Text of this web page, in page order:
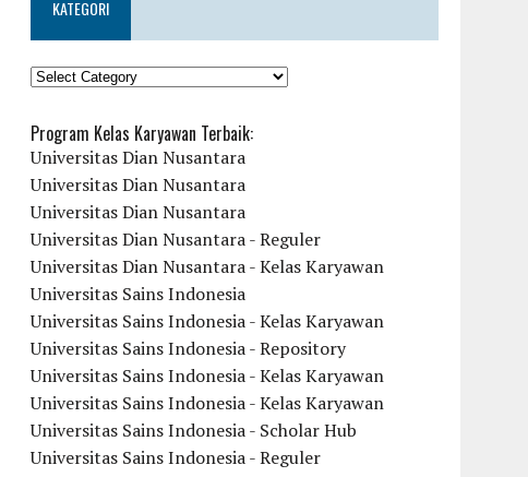
KATEGORI
KATEGORI
Program Kelas Karyawan Terbaik:
Universitas Dian Nusantara
Universitas Dian Nusantara
Universitas Dian Nusantara
Universitas Dian Nusantara - Reguler
Universitas Dian Nusantara - Kelas Karyawan
Universitas Sains Indonesia
Universitas Sains Indonesia - Kelas Karyawan
Universitas Sains Indonesia - Repository
Universitas Sains Indonesia - Kelas Karyawan
Universitas Sains Indonesia - Kelas Karyawan
Universitas Sains Indonesia - Scholar Hub
Universitas Sains Indonesia - Reguler